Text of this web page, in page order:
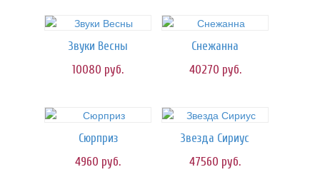
Звуки Весны
10080 руб.
Снежанна
40270 руб.
Сюрприз
4960 руб.
Звезда Сириус
47560 руб.